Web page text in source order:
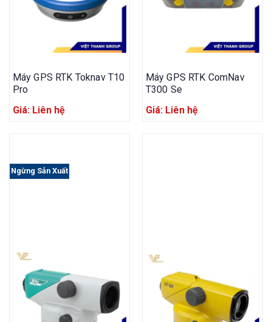
Máy GPS RTK Toknav T10
Pro
Giá: Liên hệ
Máy GPS RTK ComNav
T300 Se
Giá: Liên hệ
Ngừng Sản Xuất